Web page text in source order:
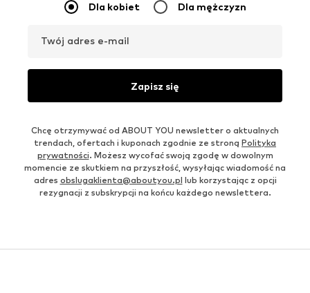
Dla kobiet Dla mężczyzn
Twój adres e-mail
Zapisz się
Chcę otrzymywać od ABOUT YOU newsletter o aktualnych
trendach, ofertach i kuponach zgodnie ze stroną Polityka
prywatności. Możesz wycofać swoją zgodę w dowolnym
momencie ze skutkiem na przyszłość, wysyłając wiadomość na
adres obslugaklienta@aboutyou.pl lub korzystając z opcji
rezygnacji z subskrypcji na końcu każdego newslettera.